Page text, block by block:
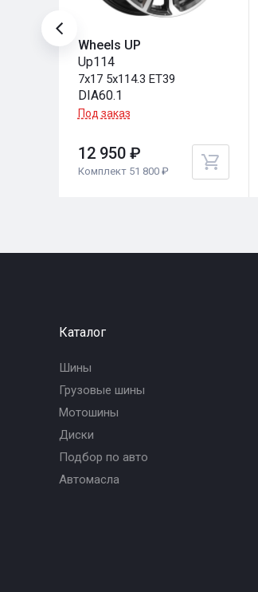
Wheels UP
Up114
7x17 5x114.3 ET39
DIA60.1
Под заказ
12 950 ₽
Комплект 51 800 ₽
Каталог
Шины
Грузовые шины
Мотошины
Диски
Подбор по авто
Автомасла